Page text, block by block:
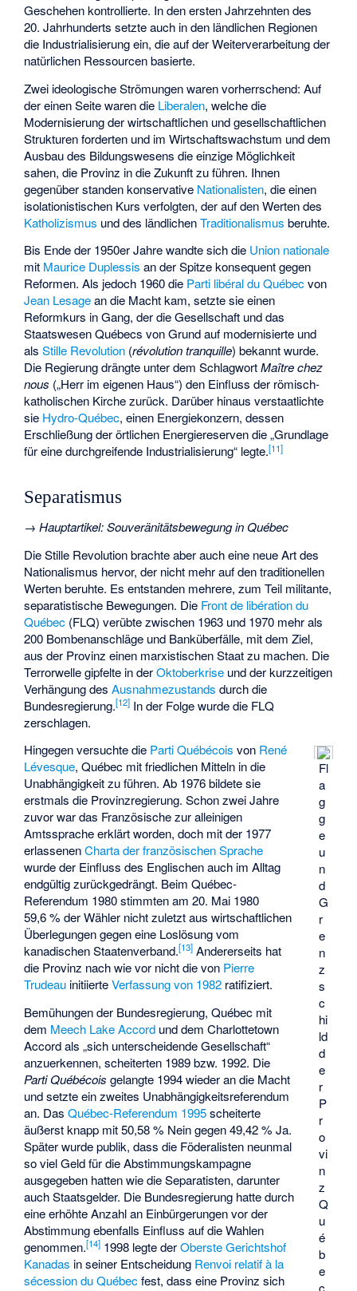
Geschehen kontrollierte. In den ersten Jahrzehnten des
20. Jahrhunderts setzte auch in den ländlichen Regionen
die Industrialisierung ein, die auf der Weiterverarbeitung der
natürlichen Ressourcen basierte.
Zwei ideologische Strömungen waren vorherrschend: Auf
der einen Seite waren die Liberalen, welche die
Modernisierung der wirtschaftlichen und gesellschaftlichen
Strukturen forderten und im Wirtschaftswachstum und dem
Ausbau des Bildungswesens die einzige Möglichkeit
sahen, die Provinz in die Zukunft zu führen. Ihnen
gegenüber standen konservative Nationalisten, die einen
isolationistischen Kurs verfolgten, der auf den Werten des
Katholizismus und des ländlichenTraditionalismus beruhte.
Bis Ende der 1950er Jahre wandte sich die Union nationale
mit Maurice Duplessis an der Spitze konsequent gegen
Reformen. Als jedoch 1960 die Parti libéral du Québecvon
Jean Lesagean die Macht kam, setzte sie einen
Reformkurs in Gang, der die Gesellschaft und das
Staatswesen Québecs von Grund auf modernisierte und
alsStille Revolution (révolution tranquille) bekannt wurde.
Die Regierung drängte unter dem SchlagwortMaître chez
nous („Herr im eigenen Haus“) den Einfluss der römisch-
katholischen Kirche zurück. Darüber hinaus verstaatlichte
sie Hydro-Québec, einen Energiekonzern, dessen
Erschließung der örtlichen Energiereserven die „Grundlage
für eine durchgreifende Industrialisierung“ legte.[11]
Separatismus
→Hauptartikel:Souveränitätsbewegung in Québec
Die Stille Revolution brachte aber auch eine neue Art des
Nationalismus hervor, der nicht mehr auf den traditionellen
Werten beruhte. Es entstanden mehrere, zum Teil militante,
separatistische Bewegungen. Die Front de libération du
Québec (FLQ) verübte zwischen 1963 und 1970 mehr als
200 Bombenanschläge und Banküberfälle, mit dem Ziel,
aus der Provinz einen marxistischen Staat zu machen. Die
Terrorwelle gipfelte in derOktoberkrise und der kurzzeitigen
Verhängung desAusnahmezustands durch die
Bundesregierung.[12] In der Folge wurde die FLQ
zerschlagen.
Fl
a
g
g
e
u
n
d
G
r
e
n
z
s
c
hi
ld
d
e
r
P
r
o
vi
n
z
Q
u
é
b
e
c
Hingegen versuchte die Parti Québécois von René
Lévesque, Québec mit friedlichen Mitteln in die
Unabhängigkeit zu führen. Ab 1976 bildete sie
erstmals die Provinzregierung. Schon zwei Jahre
zuvor war das Französische zur alleinigen
Amtssprache erklärt worden, doch mit der 1977
erlassenenCharta der französischen Sprache
wurde der Einfluss des Englischen auch im Alltag
endgültig zurückgedrängt. BeimQuébec-
Referendum 1980stimmten am 20. Mai 1980
59,6 % der Wähler nicht zuletzt aus wirtschaftlichen
Überlegungen gegen eine Loslösung vom
kanadischen Staatenverband.[13] Andererseits hat
die Provinz nach wie vor nicht die von Pierre
Trudeau initiierteVerfassung von 1982 ratifiziert.
Bemühungen der Bundesregierung, Québec mit
dem Meech Lake Accord und demCharlottetown
Accordals „sich unterscheidende Gesellschaft“
anzuerkennen, scheiterten 1989 bzw. 1992. Die
Parti Québécois gelangte 1994 wieder an die Macht
und setzte ein zweites Unabhängigkeitsreferendum
an. DasQuébec-Referendum 1995scheiterte
äußerst knapp mit 50,58 % Nein gegen 49,42 % Ja.
Später wurde publik, dass die Föderalisten neunmal
so viel Geld für die Abstimmungskampagne
ausgegeben hatten wie die Separatisten, darunter
auch Staatsgelder. Die Bundesregierung hatte durch
eine erhöhte Anzahl an Einbürgerungen vor der
Abstimmung ebenfalls Einfluss auf die Wahlen
genommen.[14] 1998 legte derOberste Gerichtshof
Kanadas in seiner Entscheidung Renvoi relatif à la
sécession du Québecfest, dass eine Provinz sich